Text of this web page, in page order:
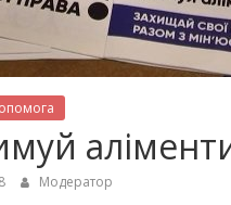
Модератор